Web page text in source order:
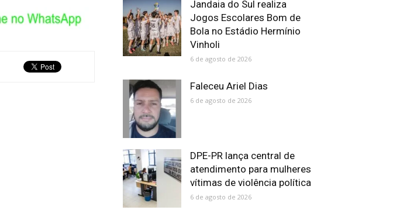
Jandaia do Sul realiza
Jogos Escolares Bom de
Bola no Estádio Hermínio
Vinholi
6 de agosto de 2026
Faleceu Ariel Dias
6 de agosto de 2026
DPE-PR lança central de
atendimento para mulheres
vítimas de violência política
6 de agosto de 2026